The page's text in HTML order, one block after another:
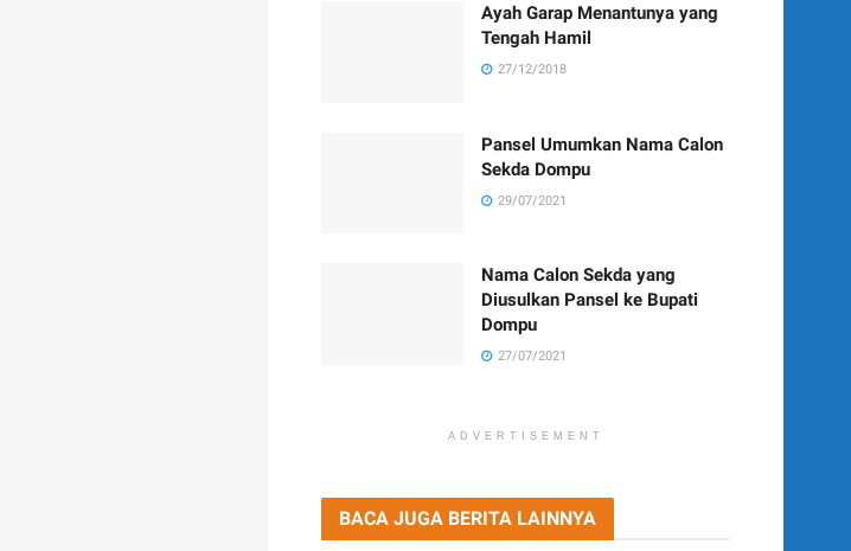
Ayah Garap Menantunya yang
Tengah Hamil
27/12/2018
Pansel Umumkan Nama Calon
Sekda Dompu
29/07/2021
Nama Calon Sekda yang
Diusulkan Pansel ke Bupati
Dompu
27/07/2021
ADVERTISEMENT
BACA JUGA BERITA LAINNYA